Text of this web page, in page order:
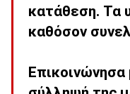
κατάθεση. Τα
καθόσον
Επικοινώνησα